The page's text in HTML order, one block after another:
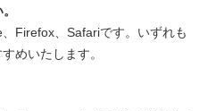
Firefox、Safariです。いずれも
めいたします。